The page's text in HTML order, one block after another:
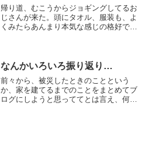
帰り道、むこうからジョギングしてるお
じさんが来た。頭にタオル、服装も、よ
くみたらあんまり本気な感じの格好では
れていたんだろう。ちょっ...
なんかいろいろ振り返り…
前々から、被災したときのことという
か、家を建てるまでのことをまとめてブ
ログにしようと思っててとは言え、何と